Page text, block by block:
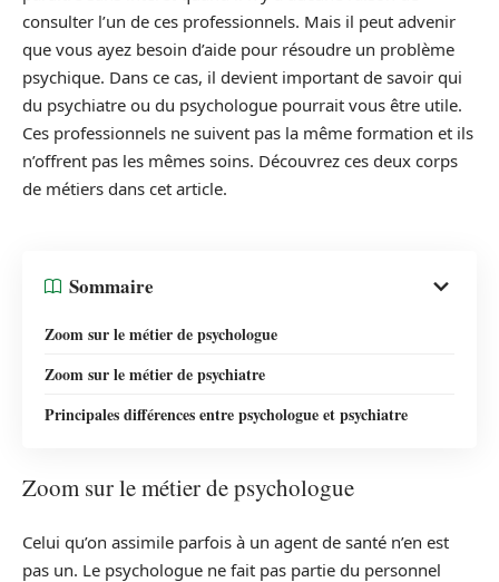
consulter l’un de ces professionnels. Mais il peut advenir
que vous ayez besoin d’aide pour résoudre un problème
psychique. Dans ce cas, il devient important de savoir qui
du psychiatre ou du psychologue pourrait vous être utile.
Ces professionnels ne suivent pas la même formation et ils
n’offrent pas les mêmes soins. Découvrez ces deux corps
de métiers dans cet article.
Sommaire
Zoom sur le métier de psychologue
Zoom sur le métier de psychiatre
Principales différences entre psychologue et psychiatre
Zoom sur le métier de psychologue
Celui qu’on assimile parfois à un agent de santé n’en est
pas un. Le psychologue ne fait pas partie du personnel